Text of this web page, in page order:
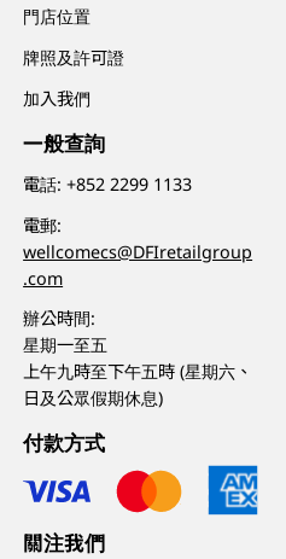
門店位置
牌照及許可證
加入我們
一般查詢
電話:+852 2299 1133
電郵:
wellcomecs@DFIretailgroup
.com
辦公時間:
星期一至五
上午九時至下午五時 (星期六、
日及公眾假期休息)
付款方式
關注我們